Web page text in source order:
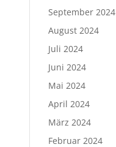
September 2024
August 2024
Juli 2024
Juni 2024
Mai 2024
April 2024
März 2024
Februar 2024